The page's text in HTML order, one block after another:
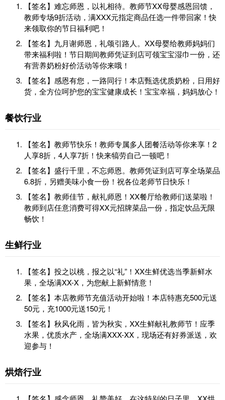
【签名】难忘师恩，以礼相待。教师节XX母婴感恩回馈，
教师专场9折活动，满XXX元指定商品任选一件带回家！快
来领取你的节日福利吧！
【签名】九月谢师恩，礼颂引路人。XX母婴给教师妈妈们
带来福利啦！节日期间教师凭证到店可领宝宝湿巾一份，还
有营养奶粉好价活动等你来哦！
【签名】感恩有您，一路同行！本店甄选优质奶粉，日用好
货，全方位呵护您的宝宝健康成长！宝宝幸福，妈妈放心！
餐饮行业
【签名】教师节快乐！教师专属多人团餐活动等你来享！2
人享8折，4人享7折！快来犒劳自己一顿吧！
【签名】盛行千里，不忘师恩。教师凭证到店可享全场菜品
6.8折，另赠美味小食一份！祝各位老师节日快乐！
【签名】教师佳节，献礼师恩！XX餐厅给教师们送菜啦！
教师到店任意消费可得XX元招牌菜品一份，指定饮品无限
畅饮！
生鲜行业
【签名】投之以桃，报之以“礼”！XX生鲜优选当季新鲜水
果，全场满XX-X，为您献上新鲜情意！
【签名】本店教师节充值活动开始啦！本店特惠充500元送
50元，充1000元送150元！
【签名】秋风化雨，皆为秋实，XX生鲜献礼教师节！应季
水果，优质水产，全场满XXX-XX，现场还有好券派送，欢
迎参与！
烘焙行业